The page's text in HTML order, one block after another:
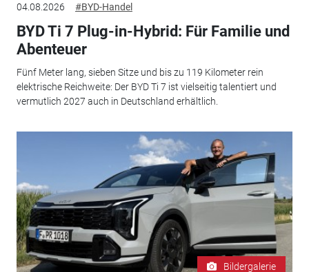
04.08.2026 #BYD-Handel
BYD Ti 7 Plug-in-Hybrid: Für Familie und
Abenteuer
Fünf Meter lang, sieben Sitze und bis zu 119 Kilometer rein
elektrische Reichweite: Der BYD Ti 7 ist vielseitig talentiert und
vermutlich 2027 auch in Deutschland erhältlich.
Bildergalerie